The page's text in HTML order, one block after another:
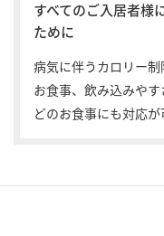
すべてのご入居者様
ために
病気に伴うカロリー
お食事、飲み込みや
どのお食事にも対応が